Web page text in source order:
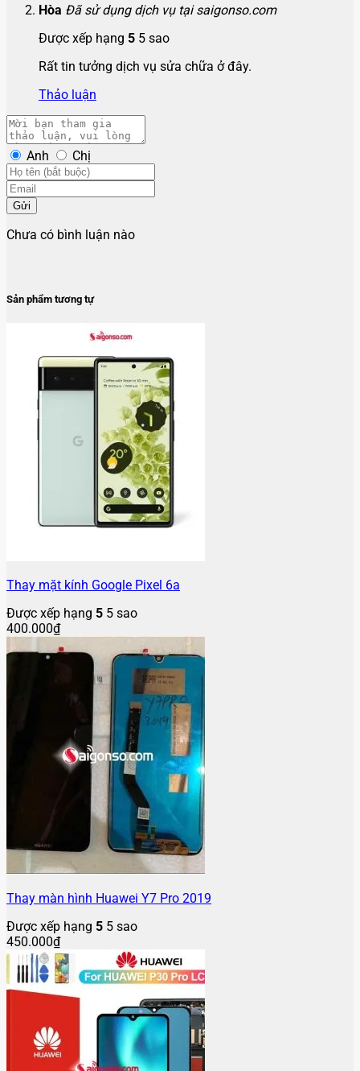
Hòa Đã sử dụng dịch vụ tại saigonso.com
Được xếp hạng 5 5 sao
Rất tin tưởng dịch vụ sửa chữa ở đây.
Thảo luận
Anh Chị
Gửi
Chưa có bình luận nào
Sản phẩm tương tự
Thay mặt kính Google Pixel 6a
Được xếp hạng 5 5 sao
400.000₫
Thay màn hình Huawei Y7 Pro 2019
Được xếp hạng 5 5 sao
450.000₫